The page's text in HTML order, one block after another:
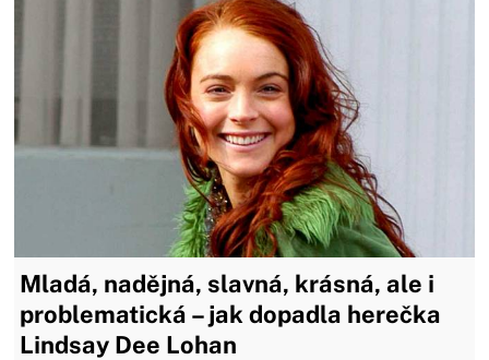
Mladá, nadějná, slavná, krásná, ale i
problematická – jak dopadla herečka
Lindsay Dee Lohan